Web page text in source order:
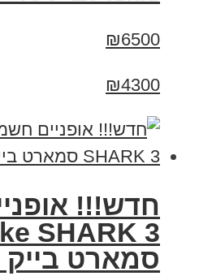
₪6500
₪4300
חדש!!!
SHARK 3
סמארט